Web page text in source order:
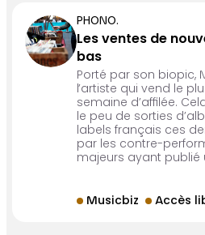
PHONO.
Les ventes de
bas
Porté par son biopic,
l’artiste qui vend le
semaine d’affilée.
le peu de sorties
labels français ces
par les contre-
majeurs ayant publié
Musicbiz Accès